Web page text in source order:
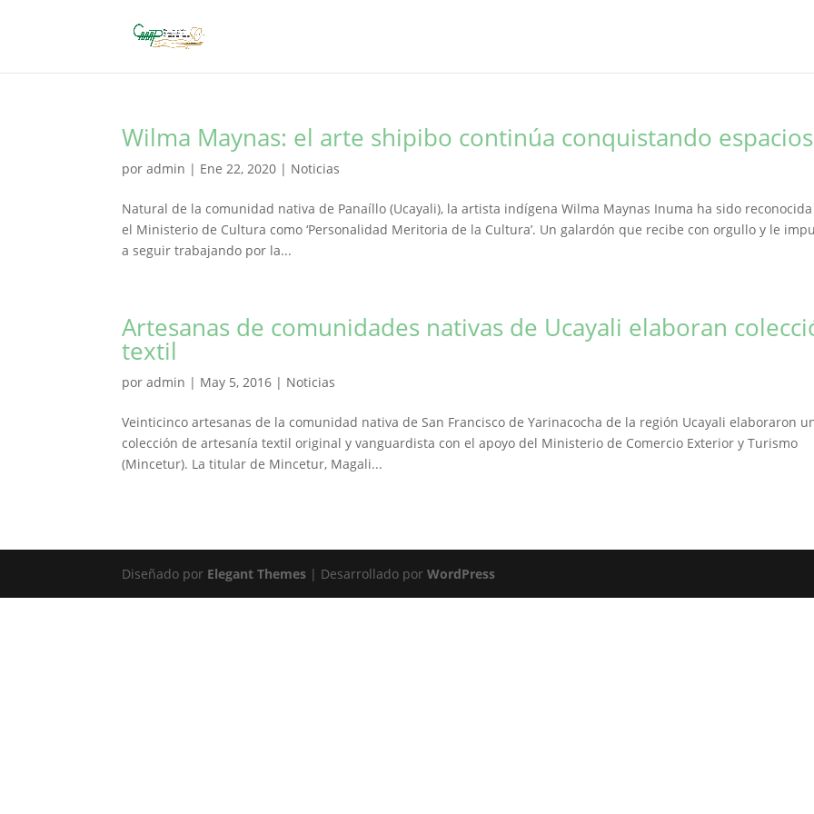
Wilma Maynas: el arte shipibo continúa conquistando espacios
poradmin | Ene 22, 2020 | Noticias
Natural de la comunidad nativa de Panaíllo (Ucayali), la artista indígena Wilma Maynas Inuma ha sido
el Ministerio de Cultura como ‘Personalidad Meritoria de la Cultura’. Un galardón que recibe con orgullo y le
a seguir trabajando por la...
Artesanas de comunidades nativas de Ucayali elaboran
textil
poradmin | May 5, 2016 | Noticias
Veinticinco artesanas de la comunidad nativa de San Francisco de Yarinacocha de la región Ucayali elaboraron
colección de artesanía textil original y vanguardista con el apoyo del Ministerio de Comercio Exterior y Turismo
(Mincetur). La titular de Mincetur, Magali...
Diseñado por Elegant Themes | Desarrollado porWordPress